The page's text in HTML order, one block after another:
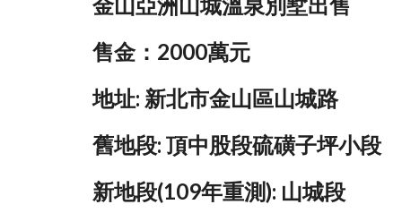
售金：2000萬元
地址: 新北市金山區山城路
舊地段: 頂中股段硫磺子坪小段
新地段(109年重測): 山城段